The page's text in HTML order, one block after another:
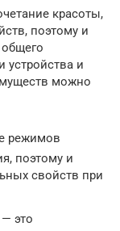
красоты,
поэтому и
устройства и
можно
режимов
поэтому и
свойств при
это